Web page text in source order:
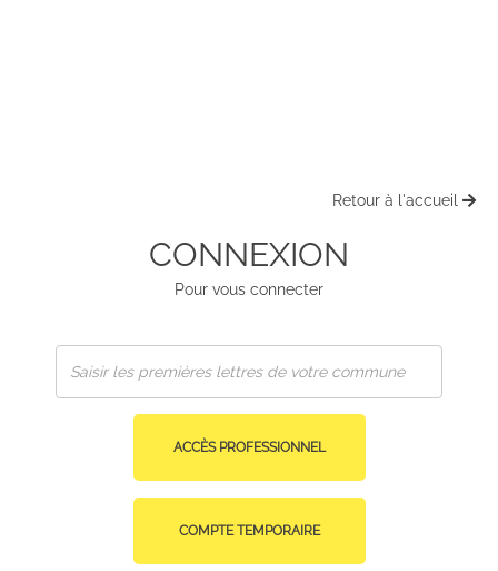
Retour à l'accueil
CONNEXION
Pour vous connecter
ACCÈS PROFESSIONNEL
COMPTE TEMPORAIRE